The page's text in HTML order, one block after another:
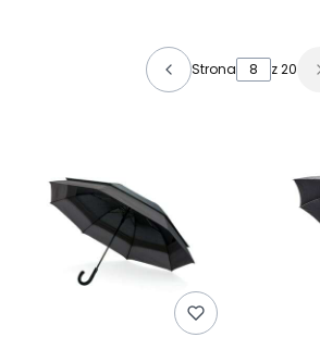
Lista produktów
Strona z 20